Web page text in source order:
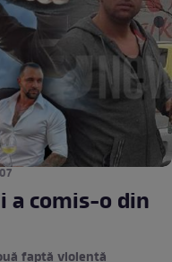
a comis-o din